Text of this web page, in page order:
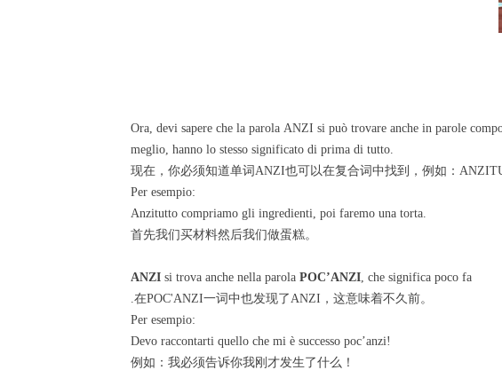
Ora, devi sapere che la parola ANZI si può trovare anche in parole
meglio, hanno lo stesso significato di prima di tutto.
现在，你必须知道单词ANZI也可以在复合词中找到，例如：
Per esempio:
Anzitutto compriamo gli ingredienti, poi faremo una torta.
首先我们买材料然后我们做蛋糕。
ANZI si trova anche nella parola POC’ANZI, che significa poco fa
.在POC'ANZI一词中也发现了ANZI，这意味着不久前。
Per esempio:
Devo raccontarti quello che mi è successo poc’anzi!
例如：我必须告诉你我刚才发生了什么！